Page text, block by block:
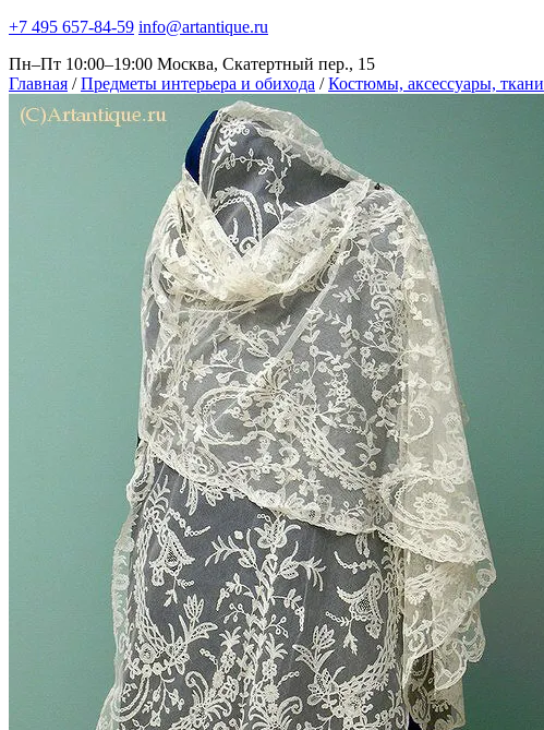
+7 495 657-84-59 info@artantique.ru
Пн–Пт 10:00–19:00 Москва, Скатертный пер., 15
Главная / Предметы интерьера и обихода / Костюмы, аксессуары, ткани